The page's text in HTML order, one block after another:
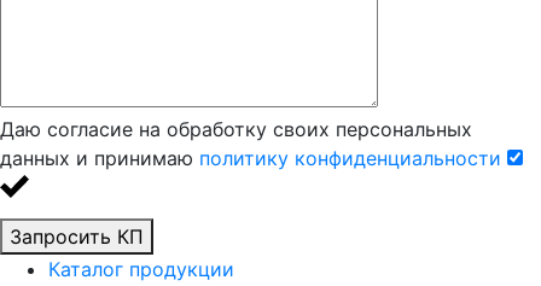
Даю согласие на обработку своих персональных
данных и принимаю политику конфиденциальности
Запросить КП
Каталог продукции